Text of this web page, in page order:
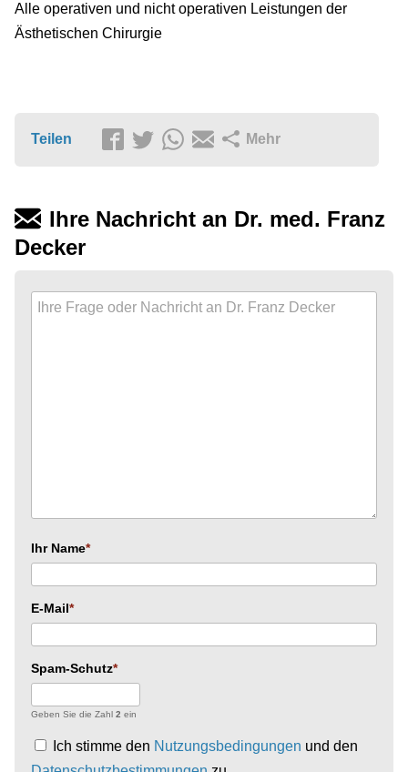
Alle operativen und nicht operativen Leistungen der
Ästhetischen Chirurgie
Teilen Mehr
Ihre Nachricht an Dr. med. Franz
Decker
Ihr Name
E-Mail
Spam-Schutz
Geben Sie die Zahl 2 ein
Ich stimme den Nutzungsbedingungen und den